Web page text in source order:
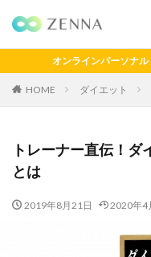
オンラインパーソナル
HOME ダイエット
トレーナー直伝！
とは
2019年8月21日 2020年4